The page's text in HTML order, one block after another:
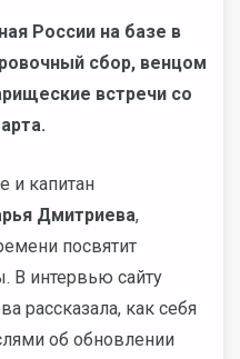
России на базе в
сбор, венцом
встречи со
и капитан
Дмитриева,
посвятит
В интервью сайту
рассказала, как себя
об обновлении